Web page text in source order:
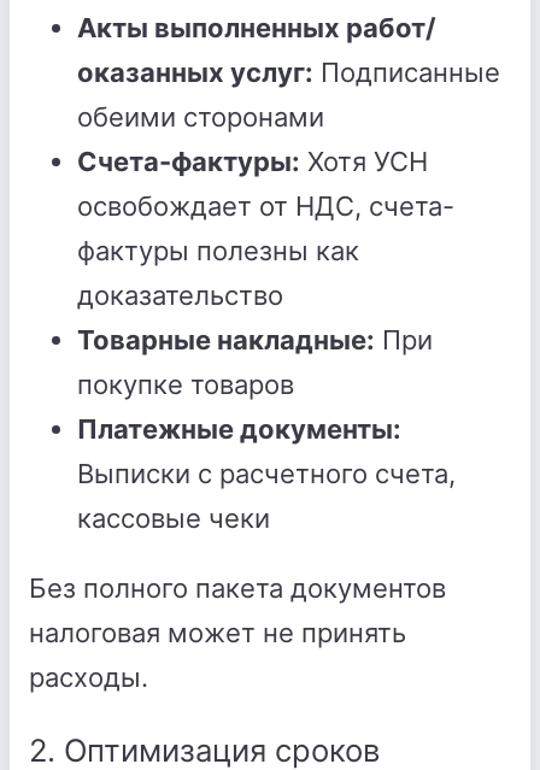
Акты выполненных работ/
оказанных услуг: Подписанные
обеими сторонами
Счета-фактуры: Хотя УСН
освобождает от НДС, счета-
фактуры полезны как
доказательство
Товарные накладные: При
покупке товаров
Платежные документы:
Выписки с расчетного счета,
кассовые чеки
Без полного пакета документов
налоговая может не принять
расходы.
2. Оптимизация сроков